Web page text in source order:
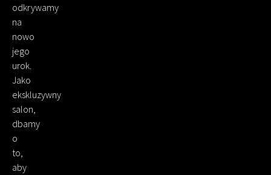
odkrywamy
na
nowo
jego
urok.
Jako
ekskluzywny
salon,
dbamy
o
to,
aby